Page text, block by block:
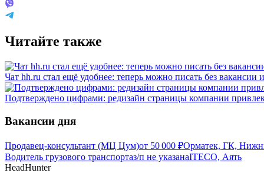
Читайте также
Чат hh.ru стал ещё удобнее: теперь можно писать без вакансии
Подтверждено цифрами: редизайн страницы компании
Вакансии дня
Продавец-консультант (МЦ Цум)от 50 000 ₽Орматек, ГК,
Водитель грузового транспортаз/п не указанаITECO, Аять
HeadHunter